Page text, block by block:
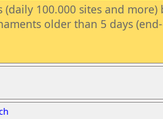
100.000 sites and more)
older than 5 days